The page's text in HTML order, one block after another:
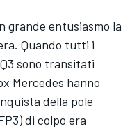
grande entusiasmo la
Quando tutti i
sono transitati
Mercedes hanno
della pole
di colpo era